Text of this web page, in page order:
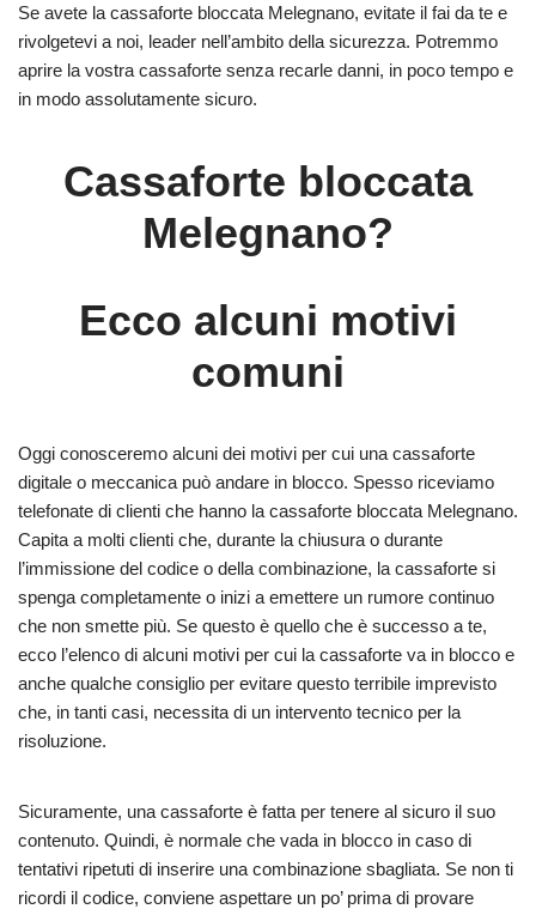
Se avete la cassaforte bloccata Melegnano, evitate il fai da te e
rivolgetevi a noi, leader nell’ambito della sicurezza. Potremmo
aprire la vostra cassaforte senza recarle danni, in poco tempo e
in modo assolutamente sicuro.
Cassaforte bloccata
Melegnano?
Ecco alcuni motivi
comuni
Oggi conosceremo alcuni dei motivi per cui una cassaforte
digitale o meccanica può andare in blocco. Spesso riceviamo
telefonate di clienti che hanno la cassaforte bloccata Melegnano.
Capita a molti clienti che, durante la chiusura o durante
l’immissione del codice o della combinazione, la cassaforte si
spenga completamente o inizi a emettere un rumore continuo
che non smette più. Se questo è quello che è successo a te,
ecco l’elenco di alcuni motivi per cui la cassaforte va in blocco e
anche qualche consiglio per evitare questo terribile imprevisto
che, in tanti casi, necessita di un intervento tecnico per la
risoluzione.
Sicuramente, una cassaforte è fatta per tenere al sicuro il suo
contenuto. Quindi, è normale che vada in blocco in caso di
tentativi ripetuti di inserire una combinazione sbagliata. Se non ti
ricordi il codice, conviene aspettare un po’ prima di provare